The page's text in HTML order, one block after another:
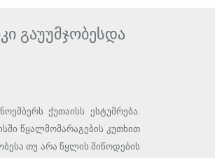
გაუუმჯობესდა
ქუთაისს ესტუმრება.
წყალმომარაგების კუთხით
თუ არა წყლის მიწოდების